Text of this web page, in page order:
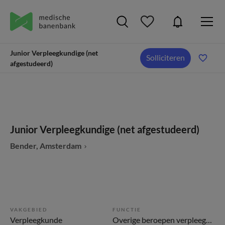
Junior Verpleegkundige (net
afgestudeerd)
Solliciteren
Junior Verpleegkundige (net afgestudeerd)
Bender, Amsterdam
VAKGEBIED
Verpleegkunde
FUNCTIE
Overige beroepen verpleegkunde